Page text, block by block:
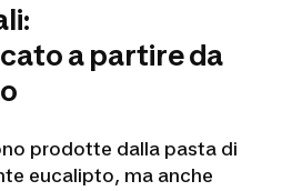
a partire da
prodotte dalla pasta di
eucalipto, ma anche